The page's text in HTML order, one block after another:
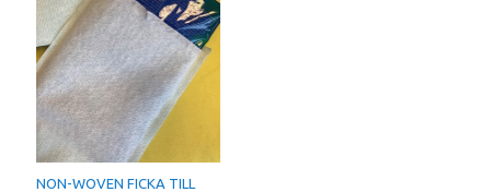
NON-WOVEN FICKA TILL